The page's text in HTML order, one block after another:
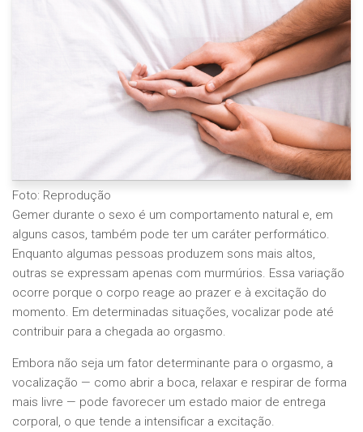
Foto: Reprodução
Gemer durante o sexo é um comportamento natural e, em
alguns casos, também pode ter um caráter performático.
Enquanto algumas pessoas produzem sons mais altos,
outras se expressam apenas com murmúrios. Essa variação
ocorre porque o corpo reage ao prazer e à excitação do
momento. Em determinadas situações, vocalizar pode até
contribuir para a chegada ao orgasmo.
Embora não seja um fator determinante para o orgasmo, a
vocalização — como abrir a boca, relaxar e respirar de forma
mais livre — pode favorecer um estado maior de entrega
corporal, o que tende a intensificar a excitação.